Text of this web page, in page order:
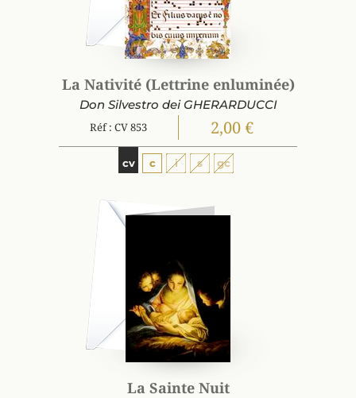
La Nativité (Lettrine enluminée)
Don Silvestro dei GHERARDUCCI
Réf : CV 853 2,00 €
cv c i s gc
La Sainte Nuit